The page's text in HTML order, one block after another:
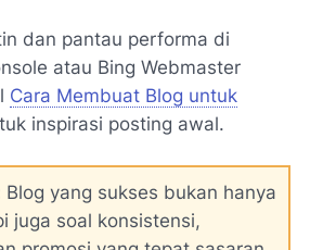
dan pantau performa di
atau Bing Webmaster
Cara Membuat Blog untuk
inspirasi posting awal.
Blog yang sukses bukan hanya
juga soal konsistensi,